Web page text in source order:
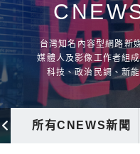
台灣知名內容型網路新
媒體人及影像工作者組
科技、政治民調、新
所有CNEWS新聞